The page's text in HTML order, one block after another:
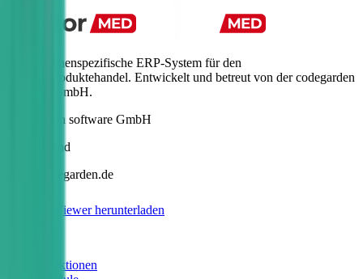
Das branchenspezifische ERP-System für den
Medizinproduktehandel. Entwickelt und betreut von der codegarden
software GmbH.
codegarden software GmbH
Deutschland
info@codegarden.de
TeamViewer herunterladen
Funktionen